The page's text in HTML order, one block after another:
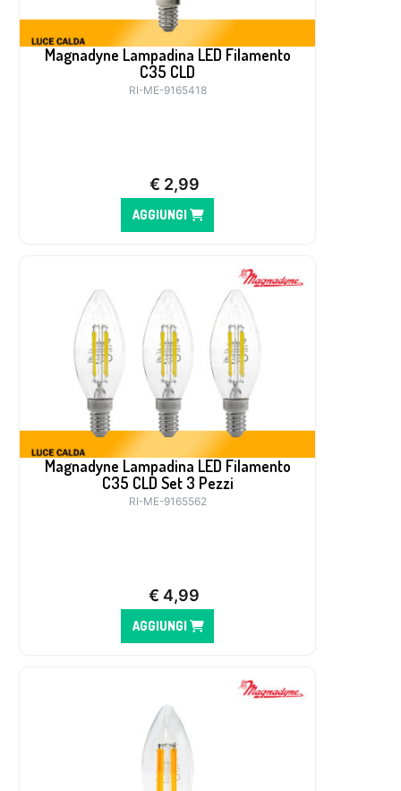
Magnadyne Lampadina LED Filamento
C35 CLD
RI-ME-9165418
€ 2,99
AGGIUNGI
Magnadyne Lampadina LED Filamento
C35 CLD Set 3 Pezzi
RI-ME-9165562
€ 4,99
AGGIUNGI